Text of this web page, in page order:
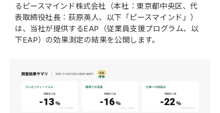
るピースマインド株式会社（本社：東京都中央区、代
表取締役社長：荻原英人、以下「ピースマインド」）
は、当社が提供するEAP（従業員支援プログラム、以
下EAP）の効果測定の結果を公開します。